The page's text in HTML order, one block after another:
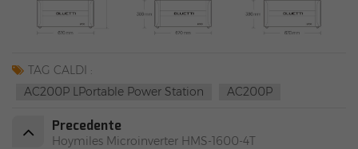
TAG CALDI :
AC200P LPortable Power Station
AC200P
Precedente
Hoymiles Microinverter HMS-1600-4T